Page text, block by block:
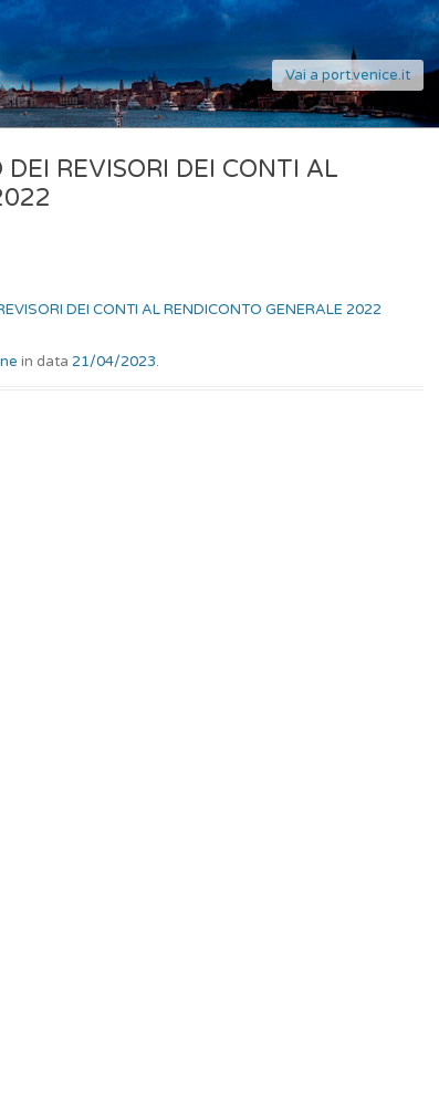
Vai a port.venice.it
REVISORI DEI CONTI AL
DEI CONTI AL RENDICONTO GENERALE 2022
in data 21/04/2023.